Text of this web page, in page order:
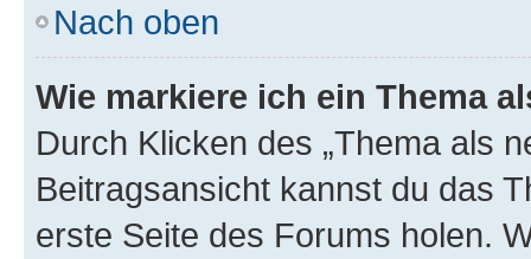
Nach oben
Wie markiere ich ein Thema
Durch Klicken des „Thema als
Beitragsansicht kannst du das
erste Seite des Forums holen.